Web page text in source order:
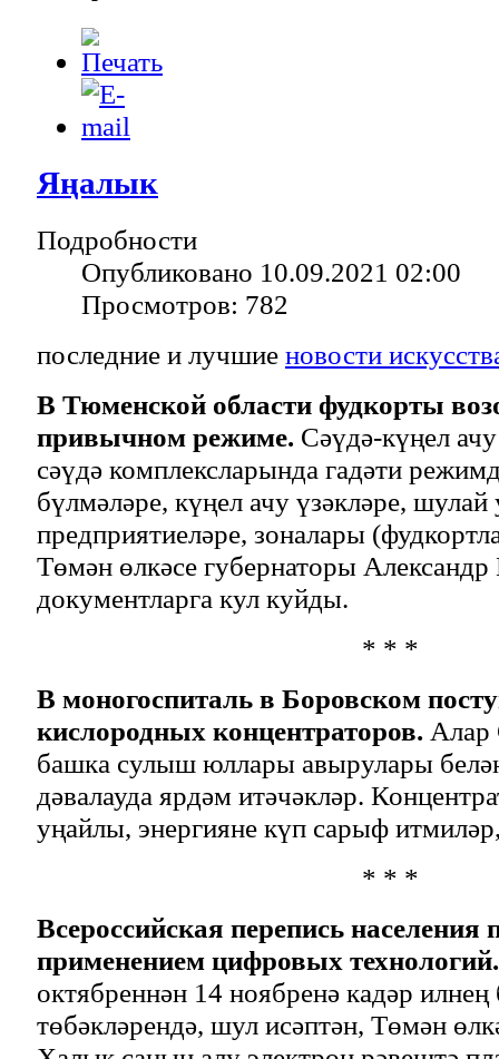
Яңалык
Подробности
Опубликовано 10.09.2021 02:00
Просмотров: 782
последние и лучшие новости
В Тюменской области фудкорты
привычном режиме. Сәүдә-күңел
сәүдә комплексларында гадәти
бүлмәләре, күңел ачу үзәкләре, шулай
предприятиеләре, зоналары
Төмән өлкәсе губернаторы
документларга кул куйды.
* * *
В моногоспиталь в Боровском
кислородных концентраторов. Алар
башка сулыш юллары авырулары
дәвалауда ярдәм итәчәкләр.
уңайлы, энергияне күп сарыф
* * *
Всероссийская перепись населения
применением цифровых
октябреннән 14 ноябренә кадәр
төбәкләрендә, шул исәптән, Төмән